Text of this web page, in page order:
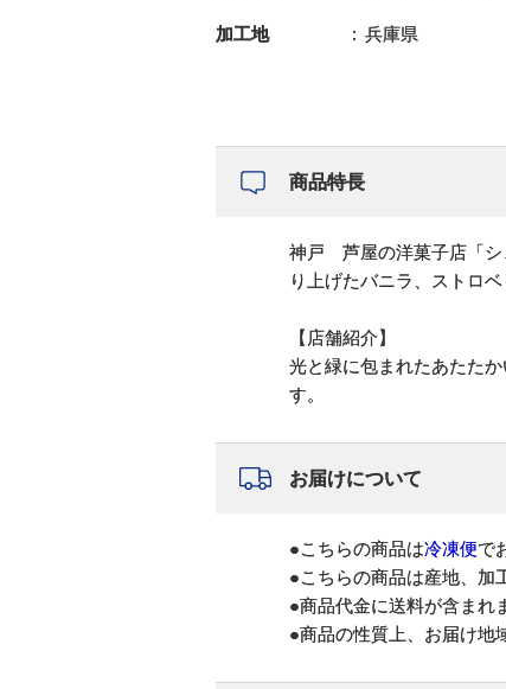
加工地 兵庫県
商品特長
神戸 芦屋の洋菓子店「シ
り上げたバニラ、ストロ
【店舗紹介】
光と緑に包まれたあたた
す。
お届けについて
●こちらの商品は冷凍便で
●こちらの商品は産地、加
●商品代金に送料が含まれ
●商品の性質上、お届け地